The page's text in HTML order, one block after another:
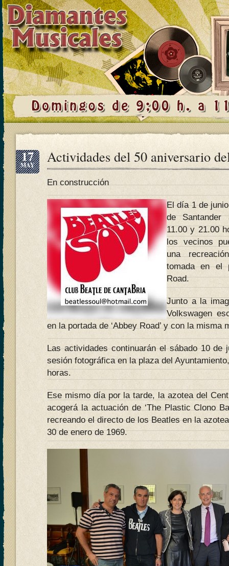
17
MAY Actividades del 50 aniversario
En construcción
El día 1 de
de Santander
11.00 y 21.00
los vecinos
una
tomada en el
Road.
Junto a la
Volkswagen
en la portada de ‘Abbey Road’ y con la misma
Las actividades continuarán el sábado 10 de
sesión fotográfica en la plaza del
horas.
Ese mismo día por la tarde, la azotea del
acogerá la actuación de ‘The Plastic Clono
recreando el directo de los Beatles en la
30 de enero de 1969.